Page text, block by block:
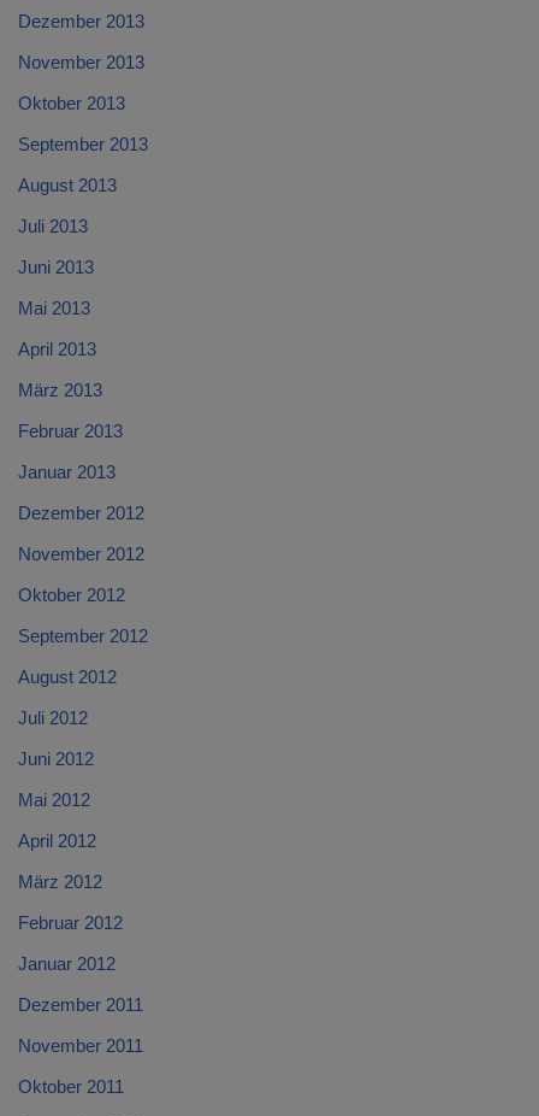
Dezember 2013
November 2013
Oktober 2013
September 2013
August 2013
Juli 2013
Juni 2013
Mai 2013
April 2013
März 2013
Februar 2013
Januar 2013
Dezember 2012
November 2012
Oktober 2012
September 2012
August 2012
Juli 2012
Juni 2012
Mai 2012
April 2012
März 2012
Februar 2012
Januar 2012
Dezember 2011
November 2011
Oktober 2011